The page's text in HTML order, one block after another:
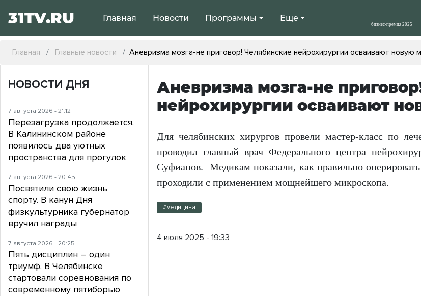
31TV.RU Главная Новости Программы Еще
Главная Главные новости Аневризма мозга-не приговор! Челябинские нейрохирургии осваивают новую
Аневризма мозга-не
нейрохирургии осваивают
Для челябинских хирургов провели мастер-класс по
проводил главный врач Федерального центра
Суфианов. Медикам показали, как правильно
проходили с применением мощнейшего микроскопа.
#медицина
4 июля 2025 - 19:33
НОВОСТИ ДНЯ
7 августа 2026 - 21:12
Перезагрузка продолжается.
В Калининском районе
появилось два уютных
пространства для прогулок
7 августа 2026 - 20:45
Посвятили свою жизнь
спорту. В канун Дня
физкультурника губернатор
вручил награды
7 августа 2026 - 20:25
Пять дисциплин – один
триумф. В Челябинске
стартовали соревнования по
современному пятиборью